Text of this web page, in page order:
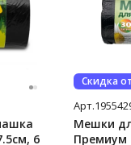
6
Скидка
Арт.
Мешки
Премиум